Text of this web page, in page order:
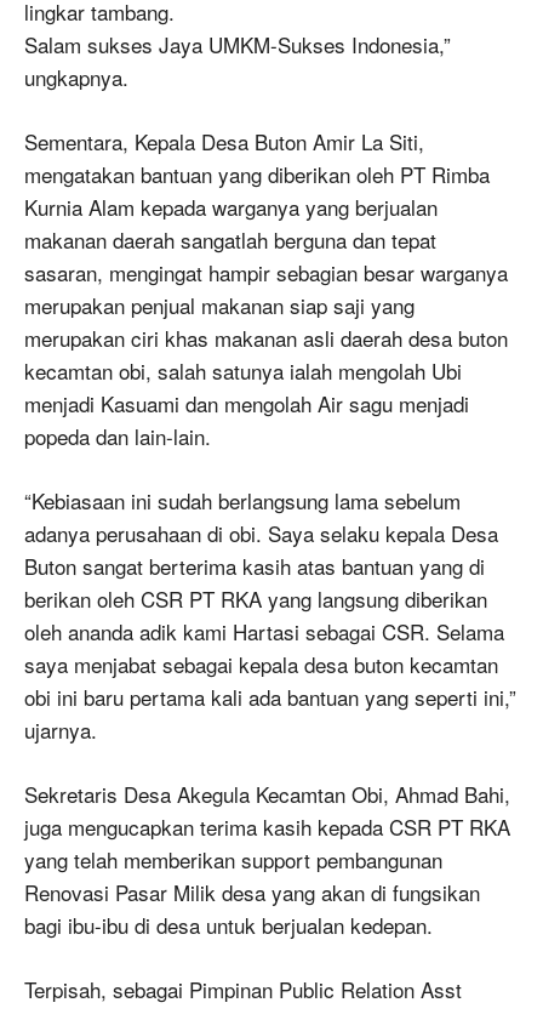
lingkar tambang.
Salam sukses Jaya UMKM-Sukses Indonesia,”
ungkapnya.
Sementara, Kepala Desa Buton Amir La Siti,
mengatakan bantuan yang diberikan oleh PT Rimba
Kurnia Alam kepada warganya yang berjualan
makanan daerah sangatlah berguna dan tepat
sasaran, mengingat hampir sebagian besar warganya
merupakan penjual makanan siap saji yang
merupakan ciri khas makanan asli daerah desa buton
kecamtan obi, salah satunya ialah mengolah Ubi
menjadi Kasuami dan mengolah Air sagu menjadi
popeda dan lain-lain.
“Kebiasaan ini sudah berlangsung lama sebelum
adanya perusahaan di obi. Saya selaku kepala Desa
Buton sangat berterima kasih atas bantuan yang di
berikan oleh CSR PT RKA yang langsung diberikan
oleh ananda adik kami Hartasi sebagai CSR. Selama
saya menjabat sebagai kepala desa buton kecamtan
obi ini baru pertama kali ada bantuan yang seperti ini,”
ujarnya.
Sekretaris Desa Akegula Kecamtan Obi, Ahmad Bahi,
juga mengucapkan terima kasih kepada CSR PT RKA
yang telah memberikan support pembangunan
Renovasi Pasar Milik desa yang akan di fungsikan
bagi ibu-ibu di desa untuk berjualan kedepan.
Terpisah, sebagai Pimpinan Public Relation Asst